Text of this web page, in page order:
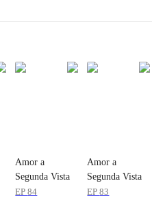
Amor a
Segunda Vista
EP84
Amor a
Segunda Vista
EP83